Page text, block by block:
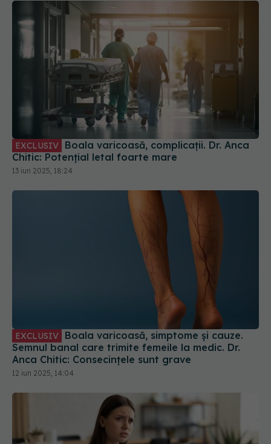
EXCLUSIV
Chitic: Potențial letal foarte mare
13 iun 2025, 18:24
EXCLUSIV
Semnul banal care trimite femeile la medic. Dr.
Anca Chitic: Consecințele sunt grave
12 iun 2025, 14:04